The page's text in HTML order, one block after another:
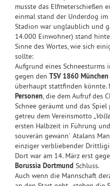
musste das Elfmeterschießen
einmal stand der Underdog
Stadion war unglaublich und
14.000 Einwohner) stand
Sinne des Wortes, wie sich
sollte:
Aufgrund eines
gegen den TSV 1860 München
überhaupt stattfinden könnte.
Personen, die dem Aufruf des
Schnee geräumt und das
getreu dem Vereinsmotto
ersten Halbzeit in Führung
souverän gewann´ Atalans
einziger verbliebender
Dort war am 14. März erst
Borussia Dortmund Schluss.
Auch wenn die Mannschaft